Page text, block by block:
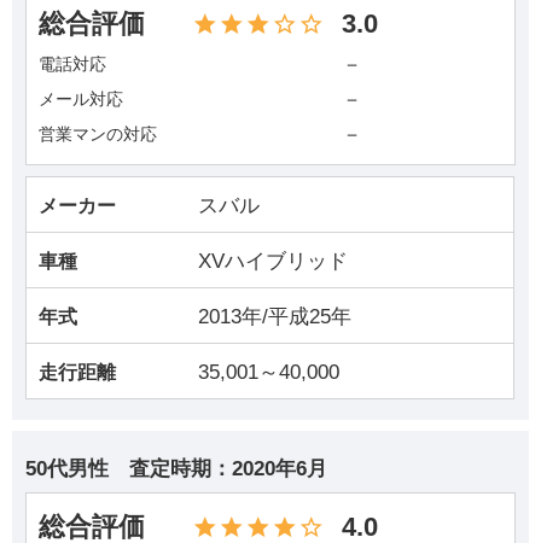
総合評価 3.0
電話対応 －
メール対応 －
営業マンの対応 －
メーカー スバル
車種 XVハイブリッド
年式 2013年/平成25年
走行距離 35,001～40,000
50代男性 査定時期： 2020年6月
総合評価 4.0